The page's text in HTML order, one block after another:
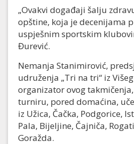
„Ovakvi događaji šalju
opštine, koja je decenijama
uspješnim sportskim
Đurević.
Nemanja Stanimirović,
udruženja „Tri na tri“ iz
organizator ovog
turniru, pored domaćina,
iz Užica, Čačka, Podgorice,
Pala, Bijeljine, Čajniča,
Goražda.